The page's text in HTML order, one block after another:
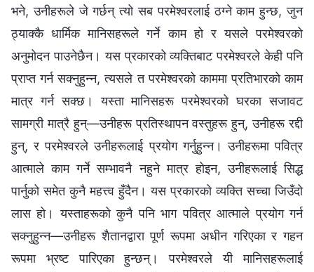
भने, उनीहरूले जे गर्छन् त्यो सब परमेश्‍वरलाई ठग्‍ने काम हुन्छ, जुन
ठ्याक्‍कै धार्मिक मानिसहरूले गर्ने काम हो र यसले परमेश्‍वरको
अनुमोदन पाउनेछैन। यस प्रकारको व्यक्तिबाट परमेश्‍वरले केही पनि
प्राप्त गर्न सक्‍नुहुन्‍न, त्यसले त परमेश्‍वरको काममा प्रतिभारको काम
मात्र गर्न सक्छ। यस्ता मानिसहरू परमेश्‍वरको घरका सजावट
सामग्री मात्रै हुन्—उनीहरू प्रतिस्थापन वस्तुहरू हुन्, उनीहरू रद्दी
हुन्, र परमेश्‍वरले उनीहरूलाई प्रयोग गर्नुहुन्‍न। उनीहरूमा पवित्र
आत्माले काम गर्ने सम्भावनै नहुने मात्र होइन, उनीहरूलाई सिद्ध
पार्नुको समेत कुनै महत्त्व हुँदैन। यस प्रकारको व्यक्ति सच्‍चा जिउँदो
लास हो। यस्ताहरूको कुनै पनि भाग पवित्र आत्माले प्रयोग गर्न
सक्‍नुहुन्‍न—उनीहरू शैतानद्वारा पूर्ण रूपमा अधीन गरिएका र गहन
रूपमा भ्रष्ट पारिएका हुन्छन्। परमेश्‍वरले यी मानिसहरूलाई